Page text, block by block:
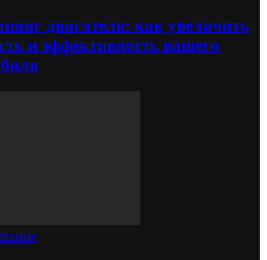
двигателя: как увеличить
и эффективность вашего